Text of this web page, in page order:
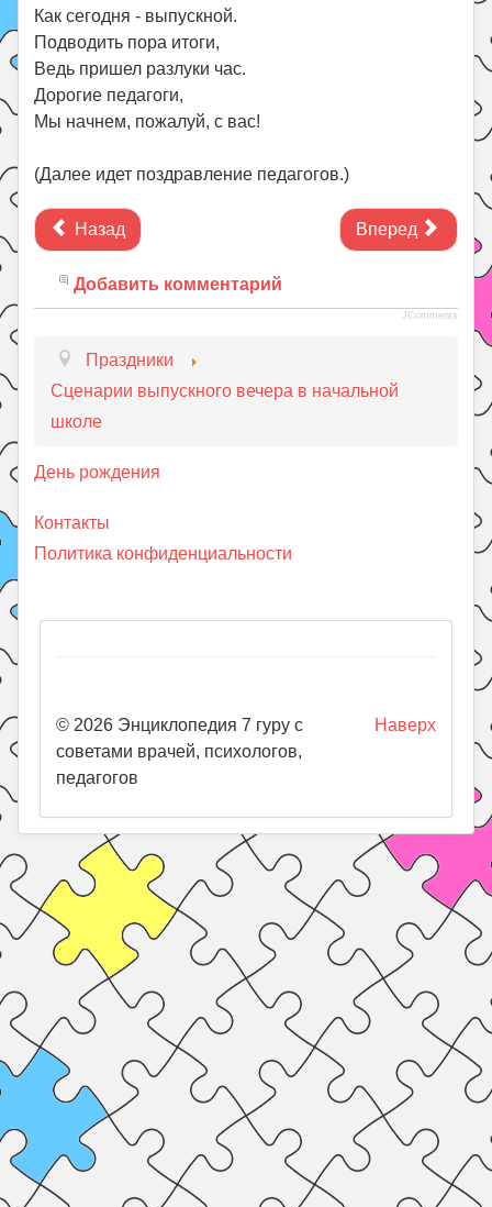
Как сегодня - выпускной.
Подводить пора итоги,
Ведь пришел разлуки час.
Дорогие педагоги,
Мы начнем, пожалуй, с вас!
(Далее идет поздравление педагогов.)
Назад Вперед
Добавить комментарий
JComments
Праздники
Сценарии выпускного вечера в начальной
школе
День рождения
Контакты
Политика конфиденциальности
Наверх
© 2026 Энциклопедия 7 гуру с
советами врачей, психологов,
педагогов